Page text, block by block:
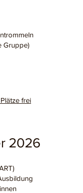
Gruppe)
frei
2026